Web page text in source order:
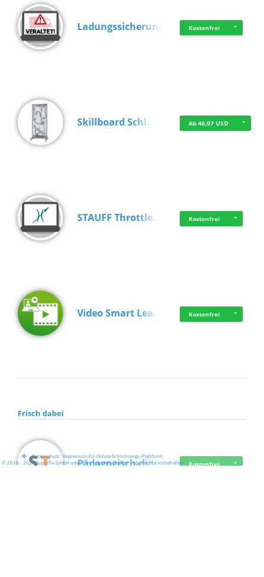
Ladungssicherung Kostenfrei
Skillboard Schl… Ab 46,07 USD
STAUFF Throttle… Kostenfrei
Video Smart Lea… Kostenfrei
Frisch dabei
Pädagogisch-did… Kostenfrei
· · ·Datenschutz·Impressum EU-Online-Schlichtungs-Plattform·
© 2016 - 2026 SupraTix GmbH oder Partnergesellschaften - Alle Rechte vorbehalten.